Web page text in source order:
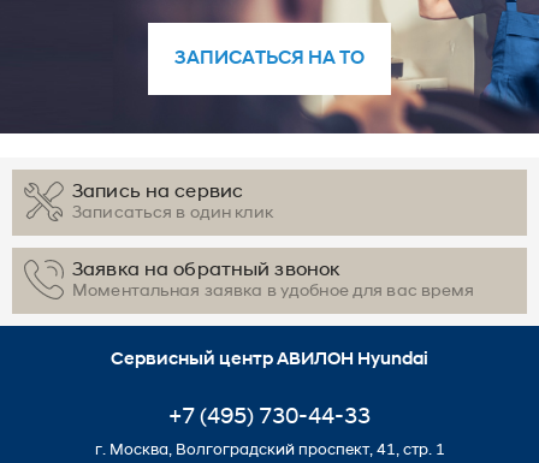
ЗАПИСАТЬСЯ НА ТО
Запись на сервис
Записаться в один клик
Заявка на обратный звонок
Моментальная заявка в удобное для вас время
Сервисный центр АВИЛОН Hyundai
+7 (495) 730-44-33
г. Москва, Волгоградский проспект, 41, стр. 1